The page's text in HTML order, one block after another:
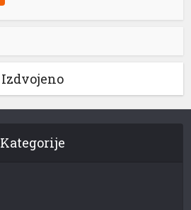
Izdvojeno
Kategorije